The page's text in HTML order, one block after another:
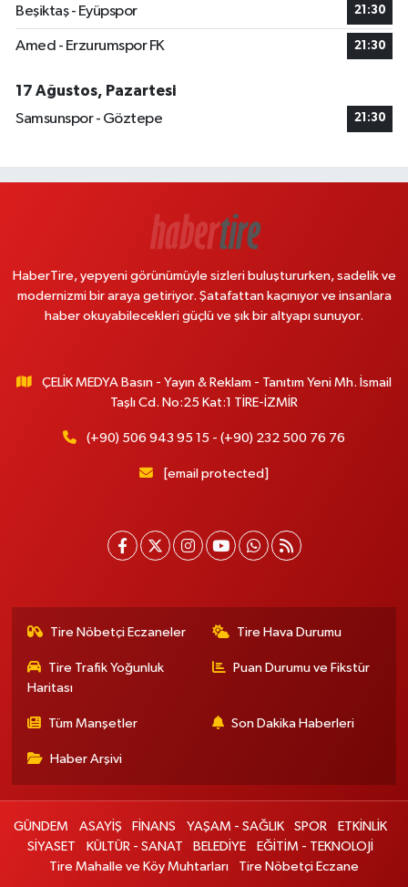
Beşiktaş - Eyüpspor 21:30
Amed - Erzurumspor FK 21:30
17 Ağustos, Pazartesi
Samsunspor - Göztepe
21:30
HaberTire, yepyeni görünümüyle sizleri buluştururken, sadelik ve
modernizmi bir araya getiriyor. Şatafattan kaçınıyor ve insanlara
haber okuyabilecekleri güçlü ve şık bir altyapı sunuyor.
ÇELİK MEDYA Basın - Yayın & Reklam - Tanıtım Yeni Mh. İsmail
Taşlı Cd. No:25 Kat:1 TİRE-İZMİR
(+90) 506 943 95 15 - (+90) 232 500 76 76
[email protected]
Tire Nöbetçi Eczaneler Tire Hava Durumu
Tire Trafik Yoğunluk
Haritası
Puan Durumu ve Fikstür
Tüm Manşetler Son Dakika Haberleri
Haber Arşivi
GÜNDEM ASAYİŞ FİNANS YAŞAM - SAĞLIK SPOR
ETKİNLİK
SİYASET
KÜLTÜR - SANAT BELEDİYE
EĞİTİM - TEKNOLOJİ
Tire Mahalle ve Köy Muhtarları
Tire Nöbetçi Eczane